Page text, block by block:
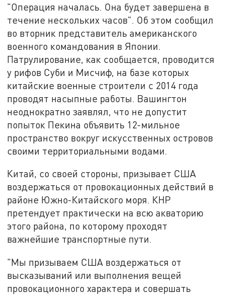
"Операция началась. Она будет завершена в
течение нескольких часов". Об этом сообщил
во вторник представитель американского
военного командования в Японии.
Патрулирование, как сообщается, проводится
у рифов Суби и Мисчиф, на базе которых
китайские военные строители с 2014 года
проводят насыпные работы. Вашингтон
неоднократно заявлял, что не допустит
попыток Пекина объявить 12-мильное
пространство вокруг искусственных островов
своими территориальными водами.
Китай, со своей стороны, призывает США
воздержаться от провокационных действий в
районе Южно-Китайского моря. КНР
претендует практически на всю акваторию
этого района, по которому проходят
важнейшие транспортные пути.
"Мы призываем США воздержаться от
высказываний или выполнения вещей
провокационного характера и совершать